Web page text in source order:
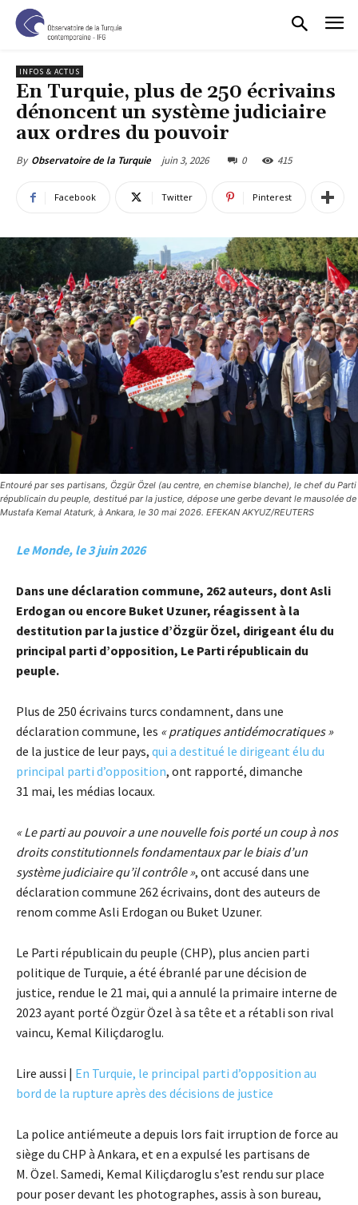
INFOS & ACTUS
En Turquie, plus de 250 écrivains
dénoncent un système judiciaire
aux ordres du pouvoir
By Observatoire de la Turquie juin 3, 2026 0 415
Facebook Twitter Pinterest
Entouré par ses partisans, Özgür Özel (au centre, en chemise blanche), le chef du Parti
républicain du peuple, destitué par la justice, dépose une gerbe devant le mausolée de
Mustafa Kemal Ataturk, à Ankara, le 30 mai 2026. EFEKAN AKYUZ/REUTERS
Le Monde, le 3 juin 2026
Dans une déclaration commune, 262 auteurs, dont Asli
Erdogan ou encore Buket Uzuner, réagissent à la
destitution par la justice d’Özgür Özel, dirigeant élu du
principal parti d’opposition, Le Parti républicain du
peuple.
Plus de 250 écrivains turcs condamnent, dans une
déclaration commune, les « pratiques antidémocratiques »
de la justice de leur pays, qui a destitué le dirigeant élu du
principal parti d’opposition, ont rapporté, dimanche
31 mai, les médias locaux.
« Le parti au pouvoir a une nouvelle fois porté un coup à nos
droits constitutionnels fondamentaux par le biais d’un
système judiciaire qu’il contrôle », ont accusé dans une
déclaration commune 262 écrivains, dont des auteurs de
renom comme Asli Erdogan ou Buket Uzuner.
Le Parti républicain du peuple (CHP), plus ancien parti
politique de Turquie, a été ébranlé par une décision de
justice, rendue le 21 mai, qui a annulé la primaire interne de
2023 ayant porté Özgür Özel à sa tête et a rétabli son rival
vaincu, Kemal Kiliçdaroglu.
Lire aussi | En Turquie, le principal parti d’opposition au
bord de la rupture après des décisions de justice
La police antiémeute a depuis lors fait irruption de force au
siège du CHP à Ankara, et en a expulsé les partisans de
M. Özel. Samedi, Kemal Kiliçdaroglu s’est rendu sur place
pour poser devant les photographes, assis à son bureau,